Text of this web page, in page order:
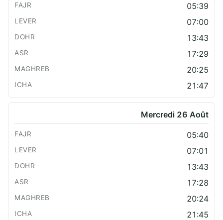
05:39
07:00
13:43
17:29
20:25
21:47
Mercredi 26 Août
05:40
07:01
13:43
17:28
20:24
21:45